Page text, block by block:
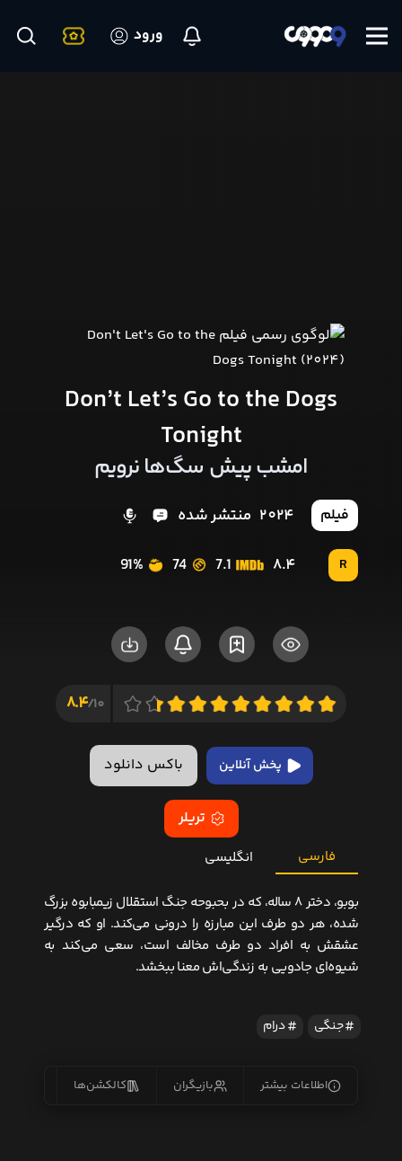
ورود
Don’t Let’s Go to the Dogs
Tonight
امشب پیش سگ‌ها نرویم
فیلم 2024 منتشر شده
R
8.4
7.1
74
91%
10/
8.4
پخش آنلاین باکس دانلود
تریلر
فارسی انگلیسی
بوبو، دختر ۸ ساله، که در بحبوحه جنگ استقلال زیمبابوه بزرگ
شده، هر دو طرف این مبارزه را درونی می‌کند. او که درگیر
عشقش به افراد دو طرف مخالف است، سعی می‌کند به
شیوه‌ای جادویی به زندگی‌اش معنا ببخشد.
جنگی درام
اطلاعات بیشتر بازیگران کالکشن‌ها